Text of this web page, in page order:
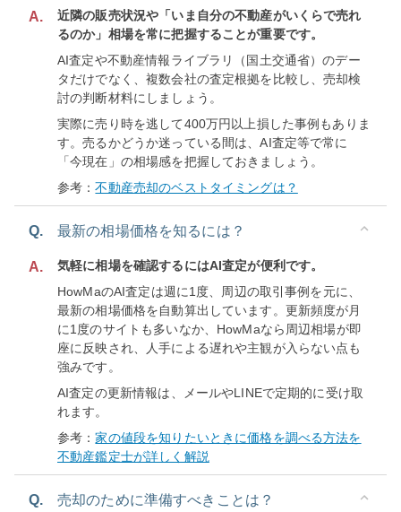
A.
近隣の販売状況や「いま自分の不動産がいくらで売れ
るのか」相場を常に把握することが重要です。
AI査定や不動産情報ライブラリ（国土交通省）のデー
タだけでなく、複数会社の査定根拠を比較し、売却検
討の判断材料にしましょう。
実際に売り時を逃して400万円以上損した事例もありま
す。売るかどうか迷っている間は、AI査定等で常に
「今現在」の相場感を把握しておきましょう。
参考：不動産売却のベストタイミングは？
Q. 最新の相場価格を知るには？
A.
気軽に相場を確認するにはAI査定が便利です。
HowMaのAI査定は週に1度、周辺の取引事例を元に、
最新の相場価格を自動算出しています。更新頻度が月
に1度のサイトも多いなか、HowMaなら周辺相場が即
座に反映され、人手による遅れや主観が入らない点も
強みです。
AI査定の更新情報は、メールやLINEで定期的に受け取
れます。
参考：家の値段を知りたいときに価格を調べる方法を
不動産鑑定士が詳しく解説
Q. 売却のために準備すべきことは？